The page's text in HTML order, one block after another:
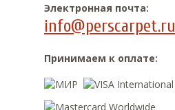
Электронная почта:
info@perscarpet.ru
Принимаем к оплате: